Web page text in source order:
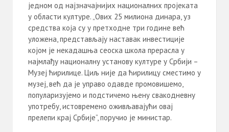
једном од најзначајнијих националних пројеката
у области културе. „Ових 25 милиона динара, уз
средства која су у претходне три године већ
уложена, представљају наставак инвестиције
којом је некадашња сеоска школа прерасла у
најмлађу националну установу културе у Србији –
Музеј ћирилице. Циљ није да ћирилицу сместимо у
музеј, већ да је управо одавде промовишемо,
популаризујемо и подстичемо њену свакодневну
употребу, истовремено оживљавајући овај
прелепи крај Србије”, поручио је министар.